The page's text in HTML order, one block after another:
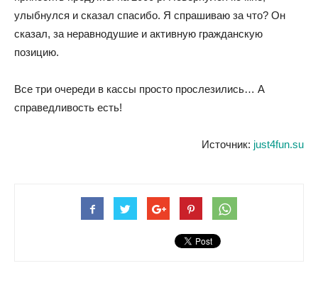
улыбнулся и сказал спасибо. Я спрашиваю за что? Он
сказал, за неравнодушие и активную гражданскую
позицию.
Все три очереди в кассы просто прослезились… А
справедливость есть!
Источник: just4fun.su